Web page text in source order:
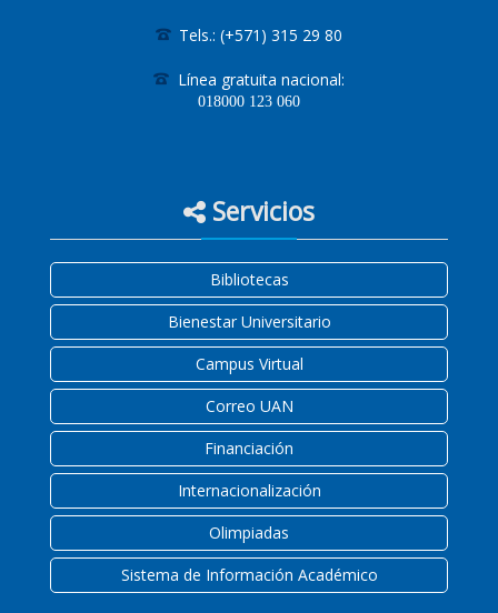
Tels.: (+571) 315 29 80
Línea gratuita nacional:
018000 123 060
Servicios
Bibliotecas
Bienestar Universitario
Campus Virtual
Correo UAN
Financiación
Internacionalización
Olimpiadas
Sistema de Información Académico